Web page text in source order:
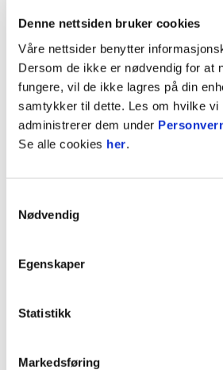
Denne nettsiden bruker cookies
Våre nettsider benytter
Dersom de ikke er nødvendig for at
fungere, vil de ikke lagres på din
samtykker til dette. Les om hvilke vi
administrerer dem under
Se alle cookies her.
Nødvendig
Egenskaper
Statistikk
Markedsføring
FKHMedia
Er du på jakt etter en bestemt
kontaktinformasjon til FKHs
Post- og besøksadresse
Publisert: 26.01.2018